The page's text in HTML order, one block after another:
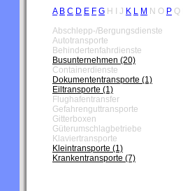
A B C D E F G H J K L M N O P Q
Abschlepp-/Bergungsdienste
Autotransporte
Behindertenfahrdienste
Busunternehmen (20)
Containerdienste
Dokumententransporte (1)
Eiltransporte (1)
Flughafentransfer
Gefahrenguttransporte
Gitterboxen
Güterumschlagbetriebe
Klaviertransporte
Kleintransporte (1)
Krankentransporte (7)